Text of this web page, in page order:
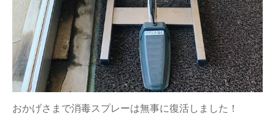
おかげさまで消毒スプレーは無事に復活しました！